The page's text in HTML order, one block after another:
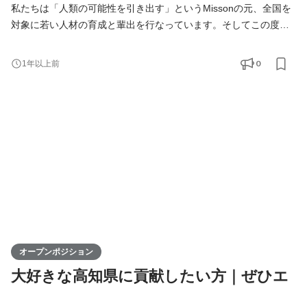
私たちは「人類の可能性を引き出す」というMissonの元、全国を
対象に若い人材の育成と輩出を行なっています。そしてこの度、
支社を通じて、地元企業との連携を図りながら地域の魅力を最大
限に活かし、地方から全国へと挑戦の輪を広げていきます。地方
1年以上前 0
オープンポジション
大好きな高知県に貢献したい方｜ぜひエ